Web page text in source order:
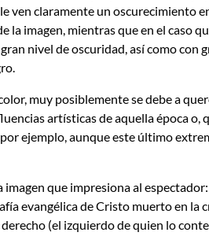
ven claramente un oscurecimiento
imagen, mientras que en el caso
nivel de oscuridad, así como con
muy posiblemente se debe a
artísticas de aquella época o,
ejemplo, aunque este último
que impresiona al
evangélica de Cristo muerto en la
(el izquierdo de quien lo